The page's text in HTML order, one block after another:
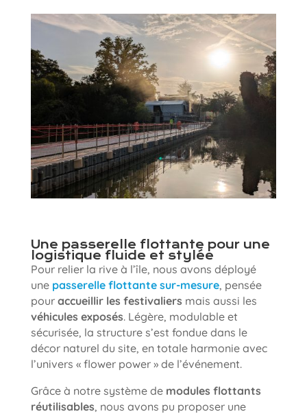
Une passerelle flottante pour une
logistique fluide et stylée
Pour relier la rive à l’île, nous avons déployé
une passerelle flottante sur-mesure, pensée
pour accueillir les festivaliers mais aussi les
véhicules exposés. Légère, modulable et
sécurisée, la structure s’est fondue dans le
décor naturel du site, en totale harmonie avec
l’univers « flower power » de l’événement.
Grâce à notre système de modules flottants
réutilisables, nous avons pu proposer une